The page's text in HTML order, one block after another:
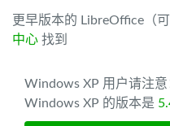
更早版本的 LibreOffice（
中心 找到
Windows XP 用户请注
Windows XP 的版本是